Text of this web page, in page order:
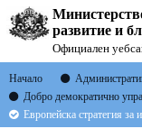
развитие и
Официален
Начало
Добро демократично
Европейска стратегия